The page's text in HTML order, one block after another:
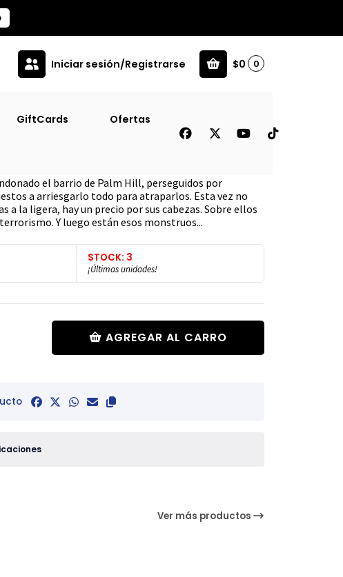
Iniciar sesión/Registrarse $0 0
GiftCards Ofertas
el barrio de Palm Hill, perseguidos por
a arriesgarlo todo para atraparlos. Esta vez no
a la ligera, hay un precio por sus cabezas. Sobre ellos
Y luego están esos monstruos...
STOCK: 3
¡Últimas unidades!
AGREGAR AL CARRO
Ver más productos